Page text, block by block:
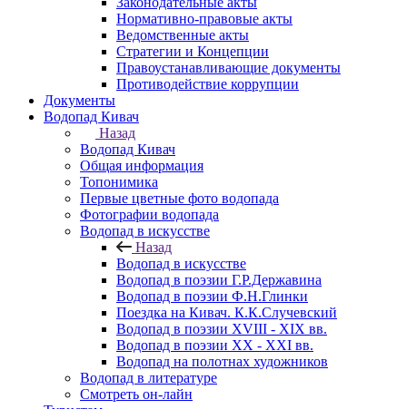
Нормативно-правовые акты
Ведомственные акты
Стратегии и Концепции
Правоустанавливающие документы
Противодействие коррупции
Документы
Водопад Кивач
Назад
Водопад Кивач
Общая информация
Топонимика
Первые цветные фото водопада
Фотографии водопада
Водопад в искусстве
Назад
Водопад в искусстве
Водопад в поэзии Г.Р.Державина
Водопад в поэзии Ф.Н.Глинки
Поездка на Кивач. К.К.Случевский
Водопад в поэзии XVIII - XIX вв.
Водопад в поэзии XX - XXI вв.
Водопад на полотнах художников
Водопад в литературе
Смотреть он-лайн